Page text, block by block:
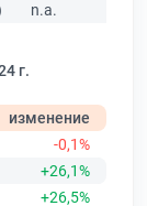
n.a.
г.
изменение
-0,1%
+26,1%
+26,5%